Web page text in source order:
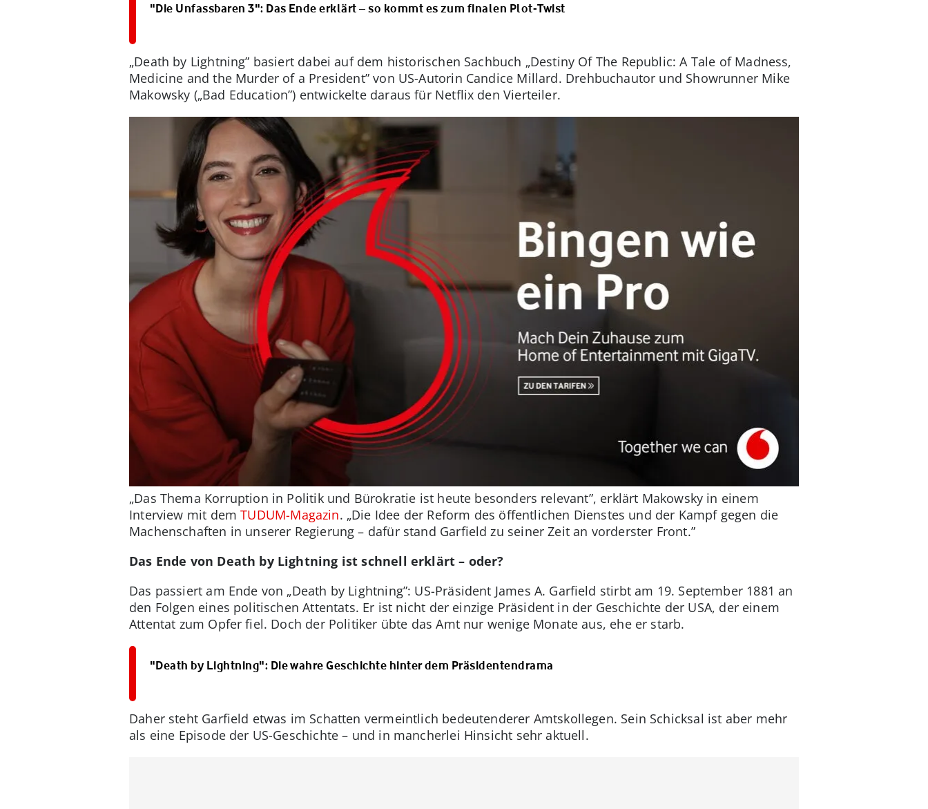
"Die Unfassbaren 3": Das Ende erklärt – so kommt es zum finalen Plot-Twist
„Death by Lightning” basiert dabei auf dem historischen Sachbuch „Destiny Of The Republic: A Tale of Madness,
Medicine and the Murder of a President” von US-Autorin Candice Millard. Drehbuchautor und Showrunner Mike
Makowsky („Bad Education”) entwickelte daraus für Netflix den Vierteiler.
„Das Thema Korruption in Politik und Bürokratie ist heute besonders relevant”, erklärt Makowsky in einem
Interview mit demTUDUM-Magazin. „Die Idee der Reform des öffentlichen Dienstes und der Kampf gegen die
Machenschaften in unserer Regierung – dafür stand Garfield zu seiner Zeit an vorderster Front.”
Das Ende von Death by Lightning ist schnell erklärt – oder?
Das passiert am Ende von „Death by Lightning”: US-Präsident James A. Garfield stirbt am 19. September 1881 an
den Folgen eines politischen Attentats. Er ist nicht der einzige Präsident in der Geschichte der USA, der einem
Attentat zum Opfer fiel. Doch der Politiker übte das Amt nur wenige Monate aus, ehe er starb.
"Death by Lightning": Die wahre Geschichte hinter dem Präsidentendrama
Daher steht Garfield etwas im Schatten vermeintlich bedeutenderer Amtskollegen. Sein Schicksal ist aber mehr
als eine Episode der US-Geschichte – und in mancherlei Hinsicht sehr aktuell.